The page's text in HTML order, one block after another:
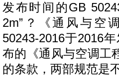
发布时间的GB
2m”？《通风与空
50243-2016于2016
布的《通风与空调工
的条款，两部规范是